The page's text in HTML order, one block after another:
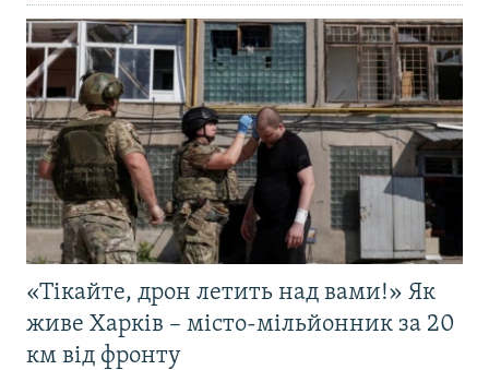
«Тікайте, дрон летить над вами!» Як
живе Харків – місто-мільйонник за 20
км від фронту